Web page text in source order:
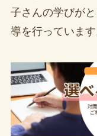
子さんの学びが
導を行っています